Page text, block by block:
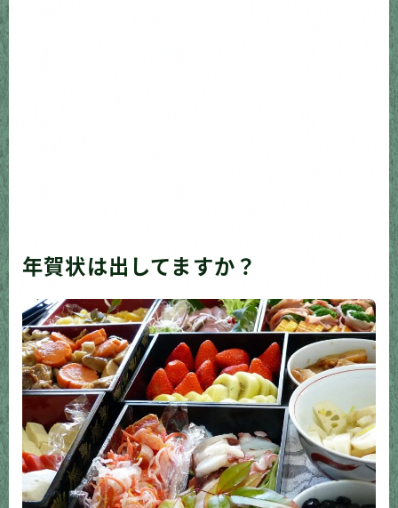
年賀状は出してますか？